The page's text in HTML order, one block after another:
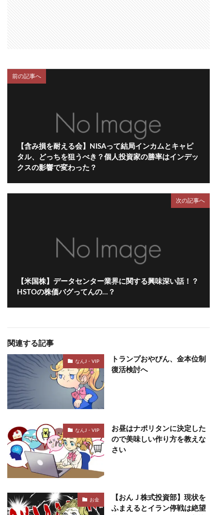
前の記事へ
【含み損を耐える会】NISAって結局インカムとキャピ
タル、どっちを狙うべき？個人投資家の勝率はインデッ
クスの影響で変わった？
次の記事へ
【米国株】データセンター業界に関する興味深い話！？
HSTOの株価バグってんの…？
関連する記事
なんJ・VIP
トランプおやびん、金本位制
復活検討へ
なんJ・VIP
お昼はナポリタンに決定した
ので美味しい作り方を教えな
さい
お金
【おんＪ株式投資部】現状を
ふまえるとイラン停戦は絶望